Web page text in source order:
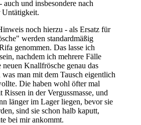
auch und insbesondere nach
Untätigkeit.
noch hierzu - als Ersatz für
werden standardmäßig
genommen. Das lasse ich
nachdem ich mehrere Fälle
neuen Knallfrösche genau das
was man mit dem Tausch eigentlich
Die haben wohl öfter mal
Rissen in der Vergussmasse, und
länger im Lager liegen, bevor sie
sind sie schon halb kaputt,
bei mir ankommt.